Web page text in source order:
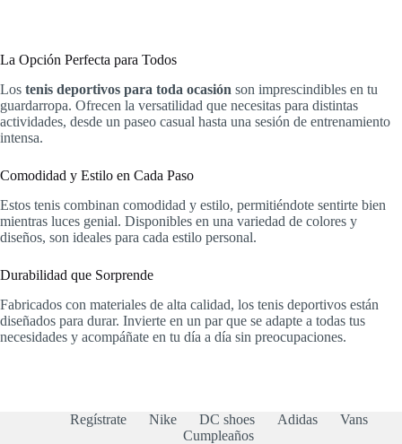
La Opción Perfecta para Todos
Los tenis deportivos para toda ocasión son imprescindibles en tu
guardarropa. Ofrecen la versatilidad que necesitas para distintas
actividades, desde un paseo casual hasta una sesión de entrenamiento
intensa.
Comodidad y Estilo en Cada Paso
Estos tenis combinan comodidad y estilo, permitiéndote sentirte bien
mientras luces genial. Disponibles en una variedad de colores y
diseños, son ideales para cada estilo personal.
Durabilidad que Sorprende
Fabricados con materiales de alta calidad, los tenis deportivos están
diseñados para durar. Invierte en un par que se adapte a todas tus
necesidades y acompáñate en tu día a día sin preocupaciones.
Regístrate Nike DC shoes Adidas
Vans
Cumpleaños